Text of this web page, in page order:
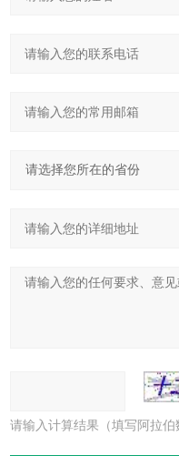
请输入计算结果（填写阿拉